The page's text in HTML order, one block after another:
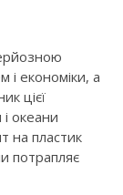
і економіки, а
цієї
і океани
на пластик
потрапляє